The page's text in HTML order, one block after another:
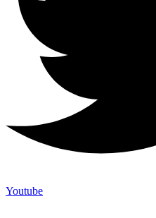
Youtube